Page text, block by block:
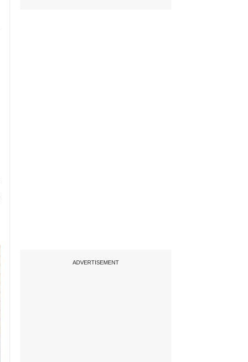
ADVERTISEMENT